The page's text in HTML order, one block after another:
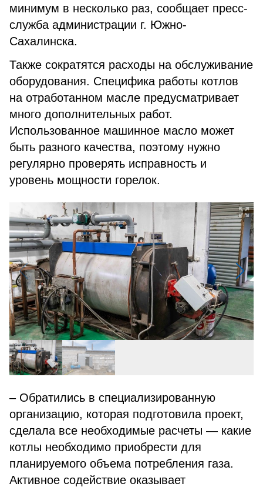
минимум в несколько раз, сообщает пресс-
служба администрации г. Южно-
Сахалинска.
Также сократятся расходы на обслуживание
оборудования. Специфика работы котлов
на отработанном масле предусматривает
много дополнительных работ.
Использованное машинное масло может
быть разного качества, поэтому нужно
регулярно проверять исправность и
уровень мощности горелок.
– Обратились в специализированную
организацию, которая подготовила проект,
сделала все необходимые расчеты — какие
котлы необходимо приобрести для
планируемого объема потребления газа.
Активное содействие оказывает